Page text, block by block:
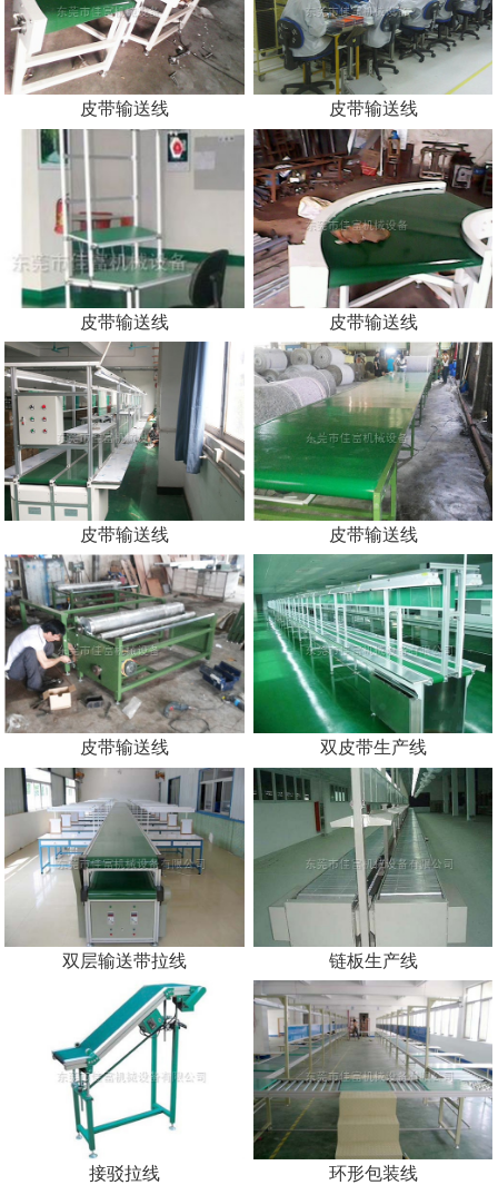
皮带输送线 皮带输送线
皮带输送线 皮带输送线
皮带输送线 皮带输送线
皮带输送线 双皮带生产线
双层输送带拉线 链板生产线
接驳拉线
环形包装线